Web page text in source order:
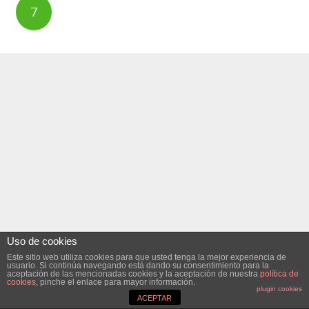
entradas
7
Uso de cookies
Este sitio web utiliza cookies para que usted tenga la mejor experiencia de
usuario. Si continúa navegando está dando su consentimiento para la
aceptación de las mencionadas cookies y la aceptación de nuestra política de
cookies, pinche el enlace para mayor información.
plugin cookies
ACEPTAR